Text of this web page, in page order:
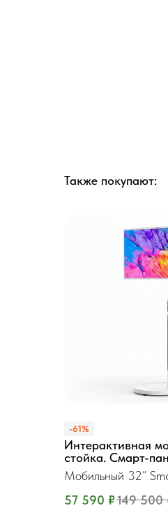
Также покупают:
-61%
Интерактивная
стойка. Смарт-
QM32ST
Мобильный 32”
57 590 ₽149 500